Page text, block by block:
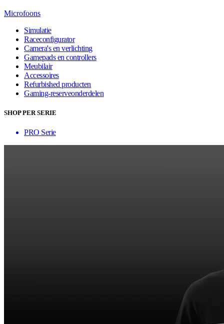
Microfoons
Simulatie
Raceconfigurator
Camera's en verlichting
Gamepads en controllers
Meubilair
Accessoires
Refurbished producten
Gaming-reserveonderdelen
SHOP PER SERIE
PRO Serie